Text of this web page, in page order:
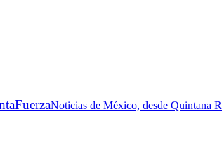
FuerzaNoticias de México, desde Quintana